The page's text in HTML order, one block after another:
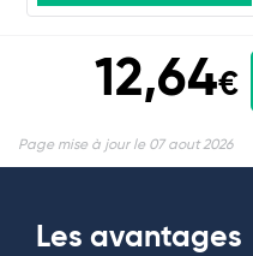
12,64€
Page mise à jour le 07 aout 2026
Les avantages